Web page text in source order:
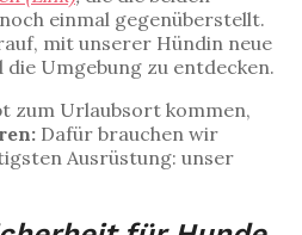
einmal gegenüberstellt.
mit unserer Hündin neue
Umgebung zu entdecken.
zum Urlaubsort kommen,
Dafür brauchen wir
Ausrüstung: unser